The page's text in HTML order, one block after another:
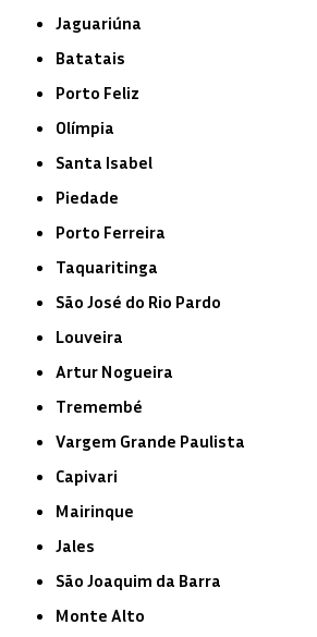
Jaguariúna
Batatais
Porto Feliz
Olímpia
Santa Isabel
Piedade
Porto Ferreira
Taquaritinga
São José do Rio Pardo
Louveira
Artur Nogueira
Tremembé
Vargem Grande Paulista
Capivari
Mairinque
Jales
São Joaquim da Barra
Monte Alto